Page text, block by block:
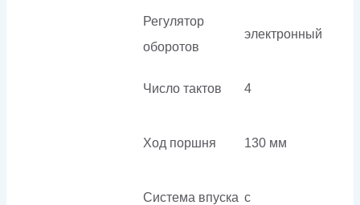
Регулятор
оборотов
электронный
Число тактов 4
Ход поршня 130 мм
Система впуска с